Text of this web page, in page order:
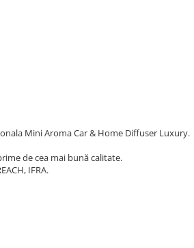
Mini Aroma Car & Home Diffuser Luxury.
de cea mai bună calitate.
IFRA.